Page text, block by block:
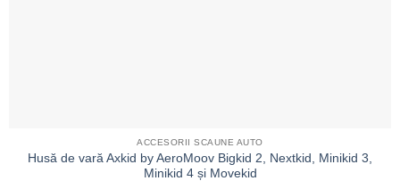
ACCESORII SCAUNE AUTO
Husă de vară Axkid by AeroMoov Bigkid 2, Nextkid, Minikid 3,
Minikid 4 și Movekid